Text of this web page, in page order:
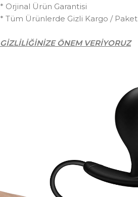
* Orjinal Ürün Garantisi
* Tüm Ürünlerde Gizli Kargo / Paket
GİZLİLİĞİNİZE ÖNEM VERİYORUZ